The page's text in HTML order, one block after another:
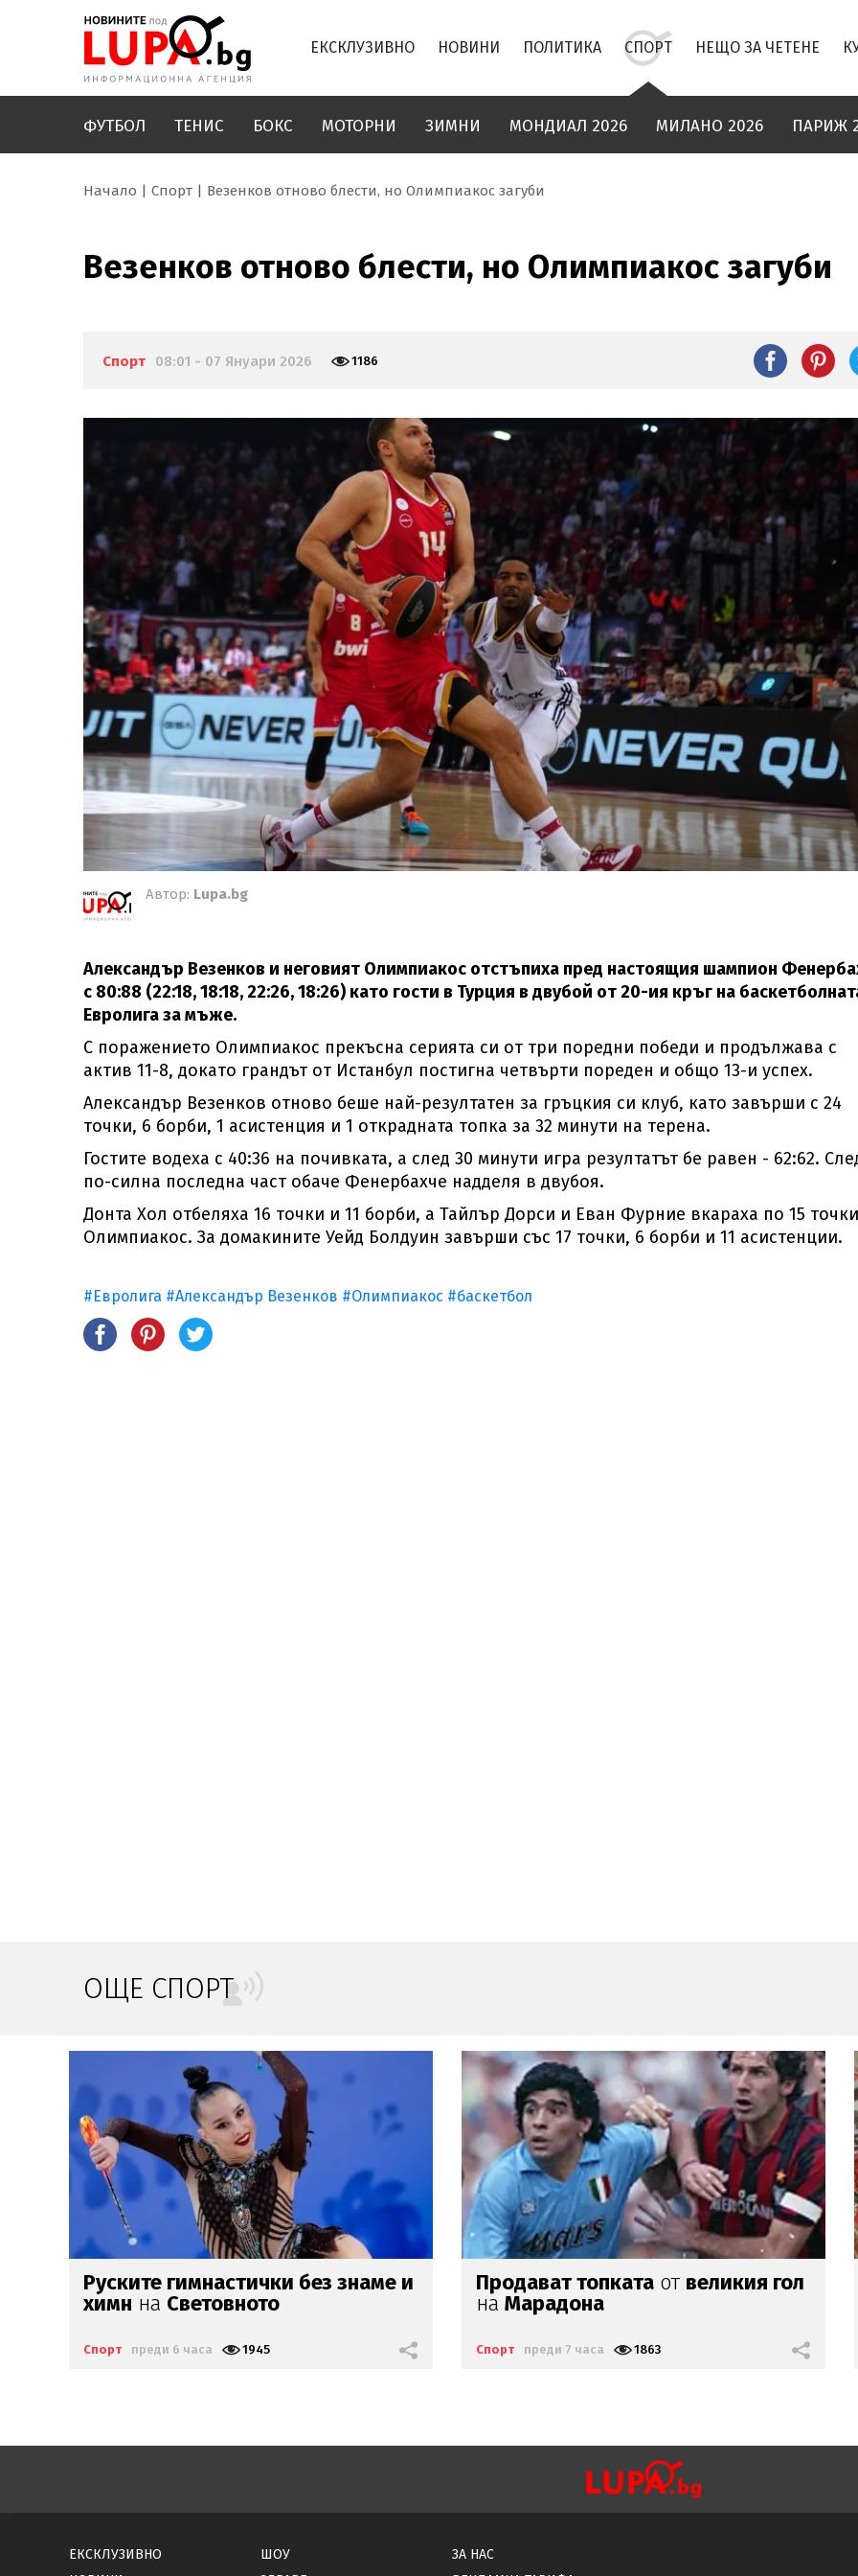
ЕКСКЛУЗИВНО НОВИНИ ПОЛИТИКА СПОРТ НЕЩО ЗА ЧЕТЕНЕ
ФУТБОЛ ТЕНИС БОКС МОТОРНИ ЗИМНИ МОНДИАЛ 2026 МИЛАНО 2026 ПАРИЖ
Начало Спорт Везенков отново блести, но Олимпиакос загуби
Везенков отново блести, но Олимпиакос загуби
Спорт 08:01 - 07 Януари 2026 1186
Автор: Lupa.bg
Александър Везенков и неговият Олимпиакос отстъпиха пред настоящия шампион
с 80:88 (22:18, 18:18, 22:26, 18:26) като гости в Турция в двубой от 20-ия кръг на
Евролига за мъже.
С поражението Олимпиакос прекъсна серията си от три поредни победи и продължава с
актив 11-8, докато грандът от Истанбул постигна четвърти пореден и общо 13-и успех.
Александър Везенков отново беше най-резултатен за гръцкия си клуб, като завърши с 24
точки, 6 борби, 1 асистенция и 1 открадната топка за 32 минути на терена.
Гостите водеха с 40:36 на почивката, а след 30 минути игра резултатът бе равен - 62:62.
по-силна последна част обаче Фенербахче надделя в двубоя.
Донта Хол отбеляха 16 точки и 11 борби, а Тайлър Дорси и Еван Фурние вкараха по 15
Олимпиакос. За домакините Уейд Болдуин завърши със 17 точки, 6 борби и 11 асистенции.
#Евролига #Александър Везенков #Олимпиакос #баскетбол
ОЩЕ СПОРТ
Продават топкатаот великия гол
наМарадона
Спорт преди 7 часа 1863
Федерацията на Южна Корея
подкупвала съдии със... секс
Спорт преди 22 часа 5054
ЕКСКЛУЗИВНО
ШОУ
ЗА НАС